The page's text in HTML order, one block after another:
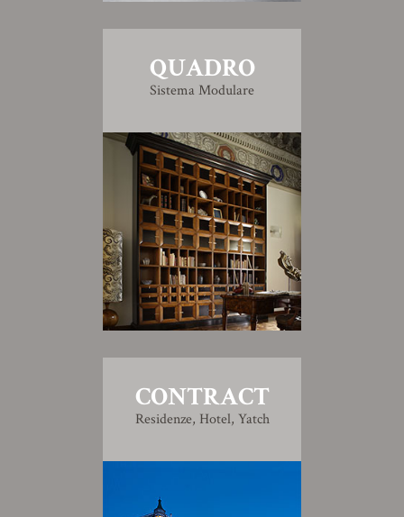
QUADRO
Sistema Modulare
CONTRACT
Residenze, Hotel, Yatch